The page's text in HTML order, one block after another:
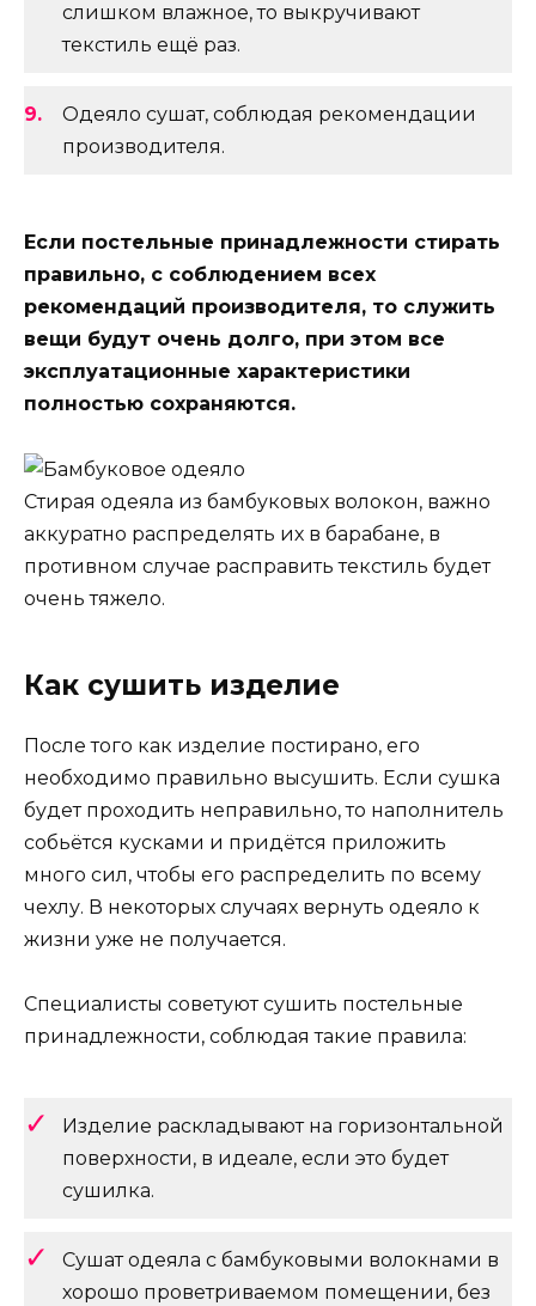
слишком влажное, то выкручивают
текстиль ещё раз.
Одеяло сушат, соблюдая рекомендации
производителя.
Если постельные принадлежности стирать
правильно, с соблюдением всех
рекомендаций производителя, то служить
вещи будут очень долго, при этом все
эксплуатационные характеристики
полностью сохраняются.
Стирая одеяла из бамбуковых волокон, важно
аккуратно распределять их в барабане, в
противном случае расправить текстиль будет
очень тяжело.
Как сушить изделие
После того как изделие постирано, его
необходимо правильно высушить. Если сушка
будет проходить неправильно, то наполнитель
собьётся кусками и придётся приложить
много сил, чтобы его распределить по всему
чехлу. В некоторых случаях вернуть одеяло к
жизни уже не получается.
Специалисты советуют сушить постельные
принадлежности, соблюдая такие правила:
Изделие раскладывают на горизонтальной
поверхности, в идеале, если это будет
сушилка.
Сушат одеяла с бамбуковыми волокнами в
хорошо проветриваемом помещении, без